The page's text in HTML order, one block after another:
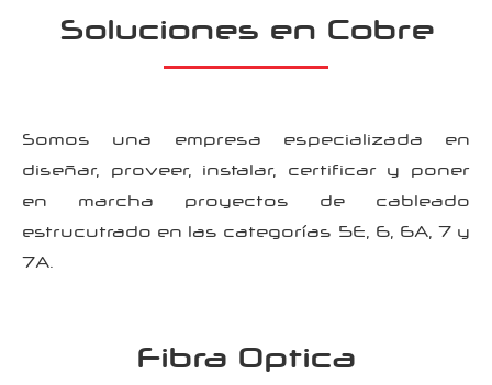
Soluciones en Cobre
Somos una empresa especializada en
diseñar, proveer, instalar, certificar y poner
en marcha proyectos de cableado
estrucutrado en las categorías 5E, 6, 6A, 7 y
7A.
Fibra Optica